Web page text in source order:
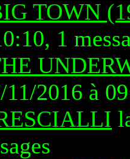
TOWN
1
2016 à